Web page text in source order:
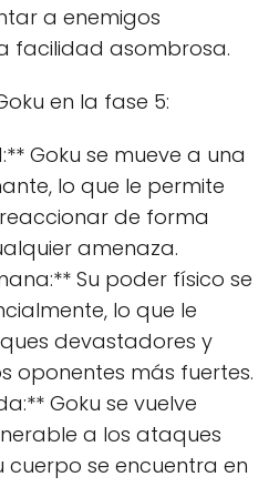
a enemigos
facilidad asombrosa.
en la fase 5:
Goku se mueve a una
lo que le permite
de forma
amenaza.
Su poder físico se
lo que le
devastadores y
oponentes más fuertes.
Goku se vuelve
a los ataques
cuerpo se encuentra en